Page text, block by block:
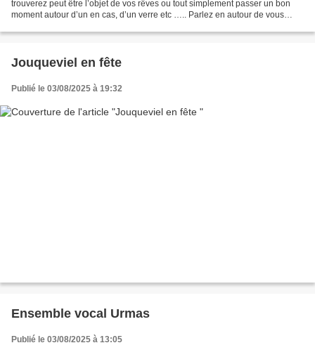
trouverez peut être l’objet de vos rêves ou tout simplement passer un bon
moment autour d’un en cas, d’un verre etc ….. Parlez en autour de vous
Jouqueviel en fête
Publié le 03/08/2025 à 19:32
Ensemble vocal Urmas
Publié le 03/08/2025 à 13:05